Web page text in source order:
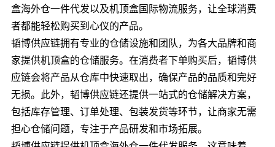
盒海外仓一件代发以及机顶盒国际物流服务，让全球消费
者都能轻松购买到心仪的产品。
韬博供应链拥有专业的仓储设施和团队，为各大品牌和商
家提供机顶盒的仓储服务。在消费者下单购买后，韬博供
应链会将产品从仓库中快速取出，确保产品的品质和完好
无损。此外，韬博供应链还提供一站式的仓储解决方案，
包括库存管理、订单处理、包装发货等环节，让商家无需
担心仓储问题，专注于产品研发和市场拓展。